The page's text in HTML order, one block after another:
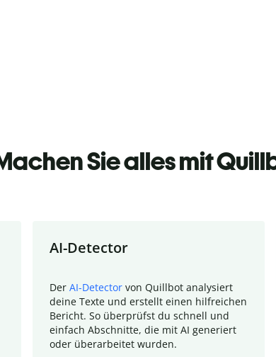
Sie alles mit
AI-Detector
Der AI-Detector von Quillbot analysiert
deine Texte und erstellt einen hilfreichen
Bericht. So überprüfst du schnell und
einfach Abschnitte, die mit AI generiert
oder überarbeitet wurden.